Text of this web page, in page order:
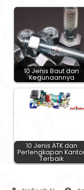
10 Jenis Baut dan
Kegunaannya
10 Jenis ATK dan
Perlengkapan
Terbaik